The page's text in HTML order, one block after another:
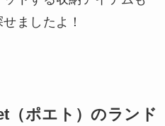
ましたよ！
（ポエト）のランド